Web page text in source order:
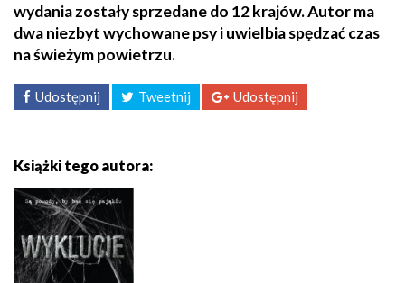
wydania zostały sprzedane do 12 krajów. Autor ma
dwa niezbyt wychowane psy i uwielbia spędzać czas
na świeżym powietrzu.
Udostępnij Tweetnij Udostępnij
Książki tego autora: